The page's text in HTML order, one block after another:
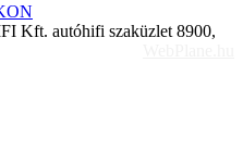
Kft. autóhifi szaküzlet 8900,